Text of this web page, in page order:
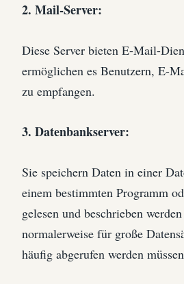
2. Mail-Server:
Diese Server bieten E-Mail-
ermöglichen es Benutzern, E-
zu empfangen.
3. Datenbankserver:
Sie speichern Daten in einer
einem bestimmten Programm
gelesen und beschrieben
normalerweise für große
häufig abgerufen werden